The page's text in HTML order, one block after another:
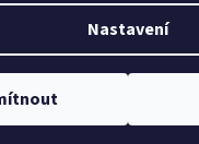
Nastavení
Hračky Opičkov
vyhrazena.
Upravit